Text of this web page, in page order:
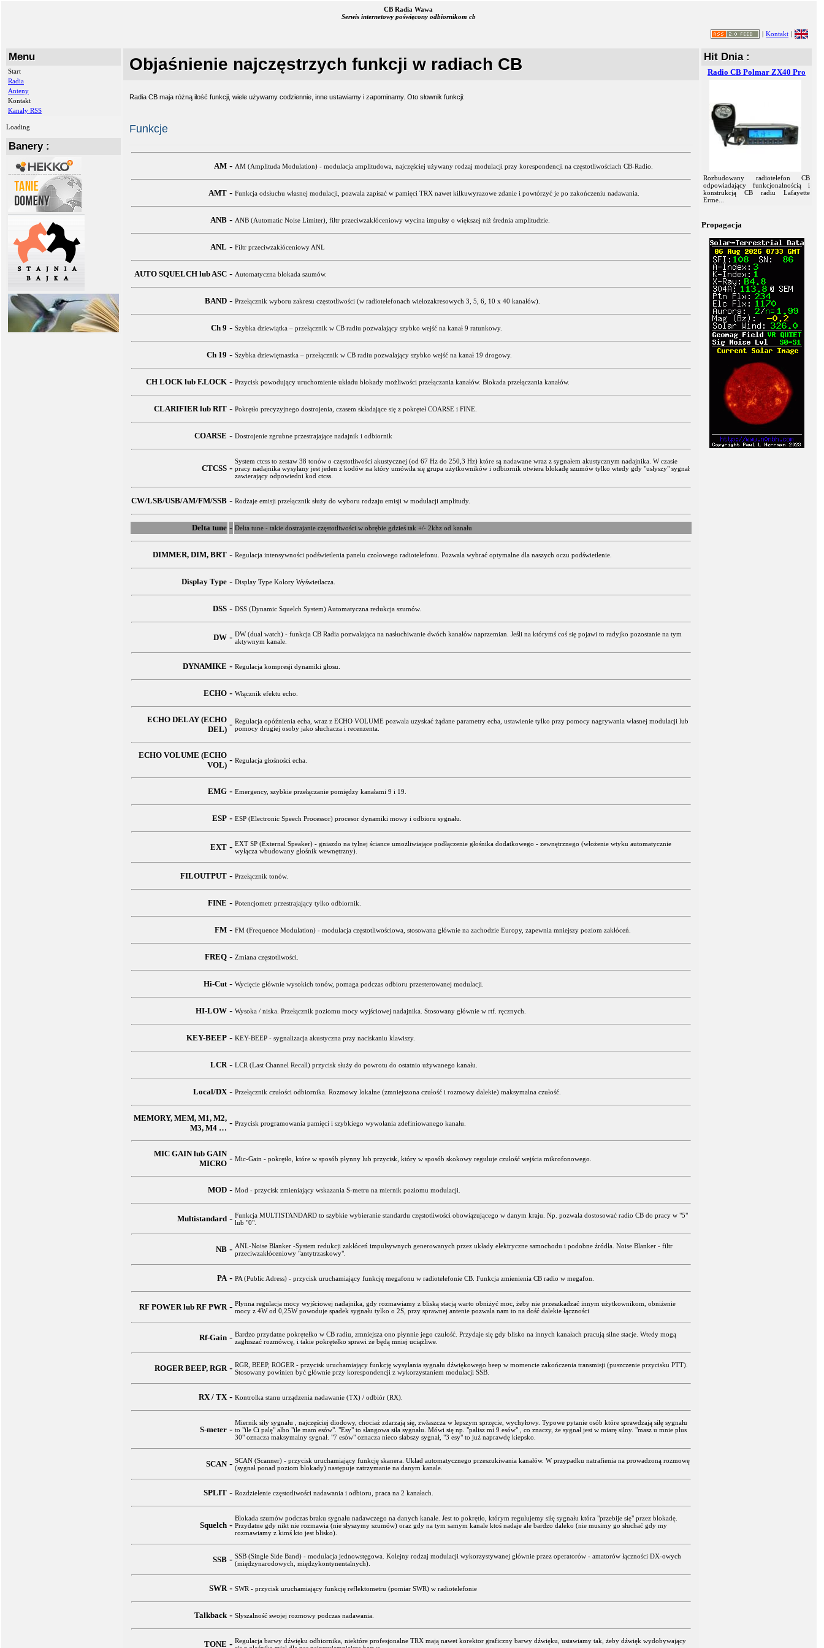
CB Radia Wawa
Serwis internetowy poświęcony odbiornikom cb
| Kontakt |
Menu
Start
Radia
Anteny
Kontakt
Kanały RSS
Loading
Banery :
Objaśnienie najczęstrzych funkcji w radiach CB
Radia CB maja różną ilość funkcji, wiele używamy codziennie, inne ustawiamy i zapominamy. Oto słownik funkcji:
Funkcje
AM - AM (Amplituda Modulation) - modulacja amplitudowa, najczęściej używany rodzaj modulacji przy korespondencji na częstotliwościach CB-Radio.
AMT - Funkcja odsłuchu własnej modulacji, pozwala zapisać w pamięci TRX nawet kilkuwyrazowe zdanie i powtórzyć je po zakończeniu nadawania.
ANB - ANB (Automatic Noise Limiter), filtr przeciwzakłóceniowy wycina impulsy o większej niż średnia amplitudzie.
ANL - Filtr przeciwzakłóceniowy ANL
AUTO SQUELCH lub ASC - Automatyczna blokada szumów.
BAND - Przełącznik wyboru zakresu częstotliwości (w radiotelefonach wielozakresowych 3, 5, 6, 10 x 40 kanałów).
Ch 9 - Szybka dziewiątka – przełącznik w CB radiu pozwalający szybko wejść na kanał 9 ratunkowy.
Ch 19 - Szybka dziewiętnastka – przełącznik w CB radiu pozwalający szybko wejść na kanał 19 drogowy.
CH LOCK lub F.LOCK - Przycisk powodujący uruchomienie układu blokady możliwości przełączania kanałów. Blokada przełączania kanałów.
CLARIFIER lub RIT - Pokrętło precyzyjnego dostrojenia, czasem składające się z pokręteł COARSE i FINE.
COARSE - Dostrojenie zgrubne przestrajające nadajnik i odbiornik
CTCSS -
System ctcss to zestaw 38 tonów o częstotliwości akustycznej (od 67 Hz do 250,3 Hz) które są nadawane wraz z sygnałem akustycznym nadajnika. W czasie
pracy nadajnika wysyłany jest jeden z kodów na który umówiła się grupa użytkowników i odbiornik otwiera blokadę szumów tylko wtedy gdy "usłyszy" sygnał
zawierający odpowiedni kod ctcss.
CW/LSB/USB/AM/FM/SSB - Rodzaje emisji przełącznik służy do wyboru rodzaju emisji w modulacji amplitudy.
Delta tune - Delta tune - takie dostrajanie częstotliwości w obrębie gdzieś tak +/- 2khz od kanału
DIMMER, DIM, BRT - Regulacja intensywności podświetlenia panelu czołowego radiotelefonu. Pozwala wybrać optymalne dla naszych oczu podświetlenie.
Display Type - Display Type Kolory Wyświetlacza.
DSS - DSS (Dynamic Squelch System) Automatyczna redukcja szumów.
DW - DW (dual watch) - funkcja CB Radia pozwalająca na nasłuchiwanie dwóch kanałów naprzemian. Jeśli na którymś coś się pojawi to radyjko pozostanie na tym
aktywnym kanale.
DYNAMIKE - Regulacja kompresji dynamiki głosu.
ECHO - Włącznik efektu echo.
ECHO DELAY (ECHO
DEL) - Regulacja opóźnienia echa, wraz z ECHO VOLUME pozwala uzyskać żądane parametry echa, ustawienie tylko przy pomocy nagrywania własnej modulacji lub
pomocy drugiej osoby jako słuchacza i recenzenta.
ECHO VOLUME (ECHO
VOL) - Regulacja głośności echa.
EMG - Emergency, szybkie przełączanie pomiędzy kanałami 9 i 19.
ESP - ESP (Electronic Speech Processor) procesor dynamiki mowy i odbioru sygnału.
EXT - EXT SP (External Speaker) - gniazdo na tylnej ściance umożliwiające podłączenie głośnika dodatkowego - zewnętrznego (włożenie wtyku automatycznie
wyłącza wbudowany głośnik wewnętrzny).
FILOUTPUT - Przełącznik tonów.
FINE - Potencjometr przestrajający tylko odbiornik.
FM - FM (Frequence Modulation) - modulacja częstotliwościowa, stosowana głównie na zachodzie Europy, zapewnia mniejszy poziom zakłóceń.
FREQ - Zmiana częstotliwości.
Hi-Cut - Wycięcie głównie wysokich tonów, pomaga podczas odbioru przesterowanej modulacji.
HI-LOW - Wysoka / niska. Przełącznik poziomu mocy wyjściowej nadajnika. Stosowany głównie w rtf. ręcznych.
KEY-BEEP - KEY-BEEP - sygnalizacja akustyczna przy naciskaniu klawiszy.
LCR - LCR (Last Channel Recall) przycisk służy do powrotu do ostatnio używanego kanału.
Local/DX - Przełącznik czułości odbiornika. Rozmowy lokalne (zmniejszona czułość i rozmowy dalekie) maksymalna czułość.
MEMORY, MEM, M1, M2,
M3, M4 … - Przycisk programowania pamięci i szybkiego wywołania zdefiniowanego kanału.
MIC GAIN lub GAIN
MICRO - Mic-Gain - pokrętło, które w sposób płynny lub przycisk, który w sposób skokowy reguluje czułość wejścia mikrofonowego.
MOD - Mod - przycisk zmieniający wskazania S-metru na miernik poziomu modulacji.
Multistandard - Funkcja MULTISTANDARD to szybkie wybieranie standardu częstotliwości obowiązującego w danym kraju. Np. pozwala dostosować radio CB do pracy w "5"
lub "0".
NB - ANL-Noise Blanker -System redukcji zakłóceń impulsywnych generowanych przez układy elektryczne samochodu i podobne źródła. Noise Blanker - filtr
przeciwzakłóceniowy "antytrzaskowy".
PA - PA (Public Adress) - przycisk uruchamiający funkcję megafonu w radiotelefonie CB. Funkcja zmienienia CB radio w megafon.
RF POWER lub RF PWR - Płynna regulacja mocy wyjściowej nadajnika, gdy rozmawiamy z bliską stacją warto obniżyć moc, żeby nie przeszkadzać innym użytkownikom, obniżenie
mocy z 4W od 0,25W powoduje spadek sygnału tylko o 2S, przy sprawnej antenie pozwala nam to na dość dalekie łączności
Rf-Gain - Bardzo przydatne pokrętełko w CB radiu, zmniejsza ono płynnie jego czułość. Przydaje się gdy blisko na innych kanałach pracują silne stacje. Wtedy mogą
zagłuszać rozmówcę, i takie pokrętełko sprawi że będą mniej uciążliwe.
ROGER BEEP, RGR - RGR, BEEP, ROGER - przycisk uruchamiający funkcję wysyłania sygnału dźwiękowego beep w momencie zakończenia transmisji (puszczenie przycisku PTT).
Stosowany powinien być głównie przy korespondencji z wykorzystaniem modulacji SSB.
RX / TX - Kontrolka stanu urządzenia nadawanie (TX) / odbiór (RX).
S-meter -
Miernik siły sygnału , najczęściej diodowy, chociaż zdarzają się, zwłaszcza w lepszym sprzęcie, wychyłowy. Typowe pytanie osób które sprawdzają siłę sygnału
to "ile Ci palę" albo "ile mam esów". "Esy" to slangowa siła sygnału. Mówi się np. "palisz mi 9 esów" , co znaczy, że sygnał jest w miarę silny. "masz u mnie plus
30" oznacza maksymalny sygnał. "7 esów" oznacza nieco słabszy sygnał, "3 esy" to już naprawdę kiepsko.
SCAN - SCAN (Scanner) - przycisk uruchamiający funkcję skanera. Układ automatycznego przeszukiwania kanałów. W przypadku natrafienia na prowadzoną rozmowę
(sygnał ponad poziom blokady) następuje zatrzymanie na danym kanale.
SPLIT - Rozdzielenie częstotliwości nadawania i odbioru, praca na 2 kanałach.
Squelch -
Blokada szumów podczas braku sygnału nadawczego na danych kanale. Jest to pokrętło, którym regulujemy siłę sygnału która "przebije się" przez blokadę.
Przydatne gdy nikt nie rozmawia (nie słyszymy szumów) oraz gdy na tym samym kanale ktoś nadaje ale bardzo daleko (nie musimy go słuchać gdy my
rozmawiamy z kimś kto jest blisko).
SSB - SSB (Single Side Band) - modulacja jednowstęgowa. Kolejny rodzaj modulacji wykorzystywanej głównie przez operatorów - amatorów łączności DX-owych
(międzynarodowych, międzykontynentalnych).
SWR - SWR - przycisk uruchamiający funkcję reflektometru (pomiar SWR) w radiotelefonie
Talkback - Słyszalność swojej rozmowy podczas nadawania.
TONE - Regulacja barwy dźwięku odbiornika, niektóre profesjonalne TRX mają nawet korektor graficzny barwy dźwięku, ustawiamy tak, żeby dźwięk wydobywający
Hit Dnia :
Radio CB Polmar ZX40 Pro
Rozbudowany radiotelefon CB
odpowiadający funkcjonalnością i
konstrukcją CB radiu Lafayette
Erme...
Propagacja